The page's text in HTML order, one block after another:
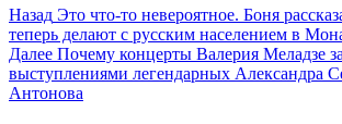
Навигация
записи
Назад Это что-то невероятное. Боня
теперь делают с русским населением в
Далее Почему концерты Валерия Меладзе
выступлениями легендарных Александра
Антонова